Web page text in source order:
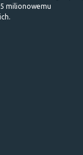
milionowemu